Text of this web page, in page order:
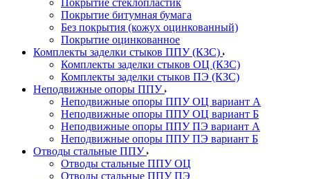
Покрытие стеклопластик
Покрытие битумная бумага
Без покрытия (кожух оцинкованный)
Покрытие оцинкованное
Комплекты заделки стыков ППУ (КЗС)
Комплекты заделки стыков ОЦ (КЗС)
Комплекты заделки стыков ПЭ (КЗС)
Неподвижные опоры ППУ
Неподвижные опоры ППУ ОЦ вариант А
Неподвижные опоры ППУ ОЦ вариант Б
Неподвижные опоры ППУ ПЭ вариант А
Неподвижные опоры ППУ ПЭ вариант Б
Отводы стальные ППУ
Отводы стальные ППУ ОЦ
Отводы стальные ППУ ПЭ